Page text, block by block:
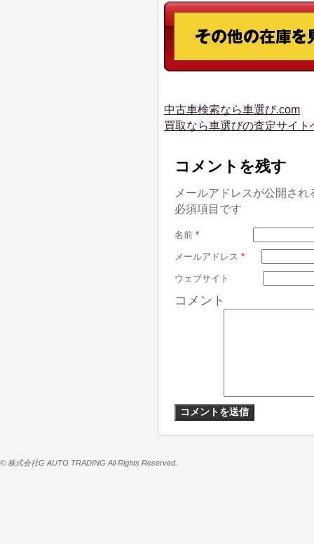
中古車検索なら車選び.com
買取なら車選びの査定サイト
コメントを残す
メールアドレスが公開さ
必須項目です
名前 *
メールアドレス *
ウェブサイト
コメント
© 株式会社G AUTO TRADING All Rights Reserved.